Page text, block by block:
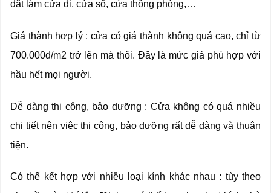
đặt làm cửa đi, cửa sổ, cửa thông phòng,…
Giá thành hợp lý : cửa có giá thành không quá cao, chỉ từ
700.000đ/m2 trở lên mà thôi. Đây là mức giá phù hợp với
hầu hết mọi người.
Dễ dàng thi công, bảo dưỡng : Cửa không có quá nhiều
chi tiết nên việc thi công, bảo dưỡng rất dễ dàng và thuận
tiện.
Có thể kết hợp với nhiều loại kính khác nhau : tùy theo